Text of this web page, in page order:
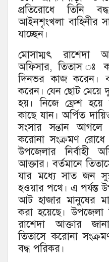
প্রতিরোধে তিনি
আইনশৃংখলা বাহিনীর
যাচ্ছেন।
মোসাম্মৎ রাশেদা
অফিসার, তিতাস ঃ
দিনভর কাজ করেন।
করেন। যেন ছোট মেয়ে
হয়। নিজে ফ্রেশ হয়ে
কাছে যান। অর্পিত
সংসার সন্তান
করোনা সংক্রমণ
উপজেলার নির্বাহী
আক্তার। বর্তমানে
যার মধ্যে সাত জন
হওয়ার পথে। এ পর্যন্ত
আট হাজার মানুষের
করা হয়েছে। উপজেলা
রাশেদা আক্তার
তিতাসে করোনা
বদ্ধ পরিকর।